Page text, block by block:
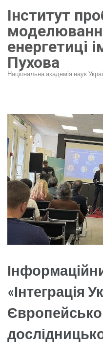
до
вмісту
(натисніть
Enter)
Інститут
енергетиці
Пухова
Національна академія наук
«Інтеграція